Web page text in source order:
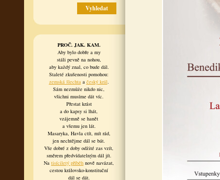
PROČ. JAK. KAM.
Aby bylo dobře a my
stáli pevně na nohou,
aby každý znal, co bude dál.
Staleté zkušenosti pomohou:
zemská šlechtaa český král.
Sám nezmůže nikdo nic,
všichni musíme dát víc.
Přestat krást
a do kapsy si lhát,
vzájemně se hanět
a všemu jen lát.
Masaryka, Havla ctít, mít rád,
jen nechtějme dál se bát.
Vše dobré z doby odžité zas vzít,
směrem předvídatelným dál jít.
Na tisíciletý příběh nově navázat,
cestou královsko-konstituční
dál se dát.